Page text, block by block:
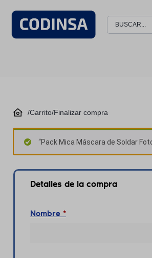
/Carrito/Finalizar compra
“Pack Mica Máscara de Soldar
Detalles de la compra
Nombre *